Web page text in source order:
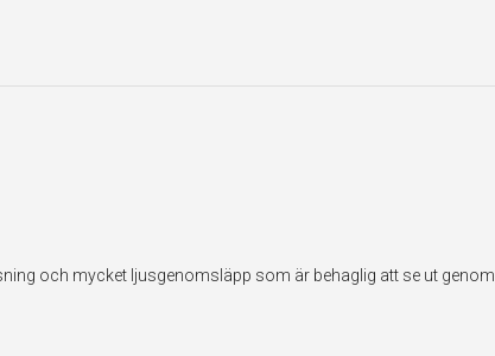
och mycket ljusgenomsläpp som är behaglig att se ut genom.